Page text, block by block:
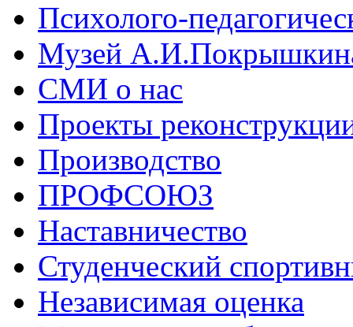
Психолого-
Музей
СМИ о нас
Проекты
Производство
ПРОФСОЮЗ
Наставничество
Студенческий
Независимая оценка